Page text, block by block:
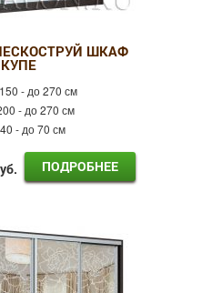
ШКАФ
КУПЕ
- до 270 см
- до 270 см
- до 70 см
ПОДРОБНЕЕ